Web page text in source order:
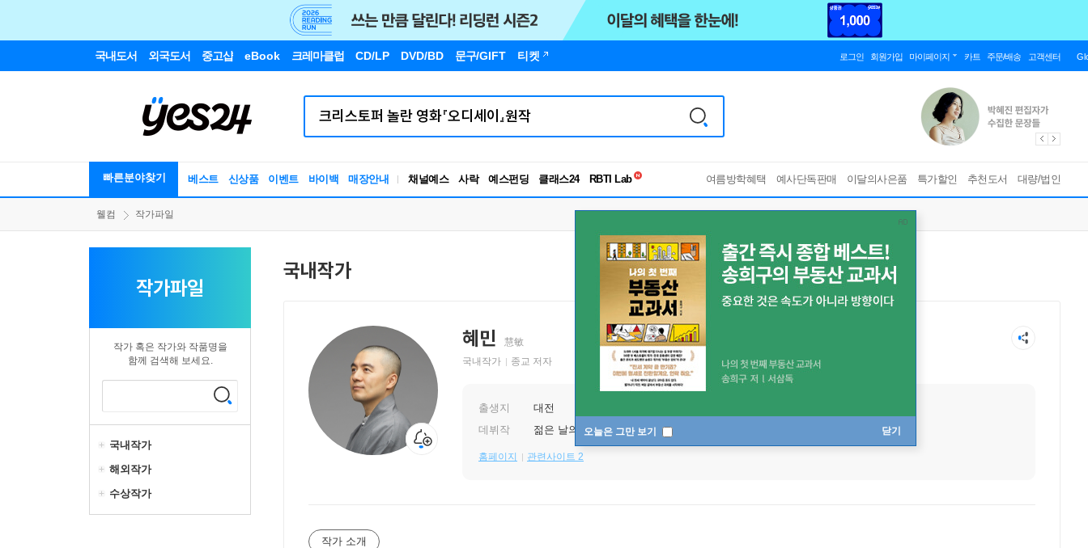
국내도서 외국도서 중고샵 eBook 크레마클럽 CD/LP DVD/BD 문구/GIFT 티켓 로그인 회원가입 마이페이지 카트 주문/배송 고객센터
빠른분야찾기 베스트 신상품 이벤트 바이백 매장안내 채널예스 사락 예스펀딩 클래스24
독서유형검사
여름방학혜택 예사단독판매 이달의사은품 특가할인 추천도서 대량/법인
오늘은 그만 보기 닫기
웰컴 작가파일
작가파일
작가 혹은 작가와 작품명을
함께 검색해 보세요.
국내작가
해외작가
수상작가
국내작가
혜민
慧敏
국내작가
종교 저자
출생지 대전
데뷔작
젊은 날의 깨달음
홈페이지 관련사이트 2
작가 소개